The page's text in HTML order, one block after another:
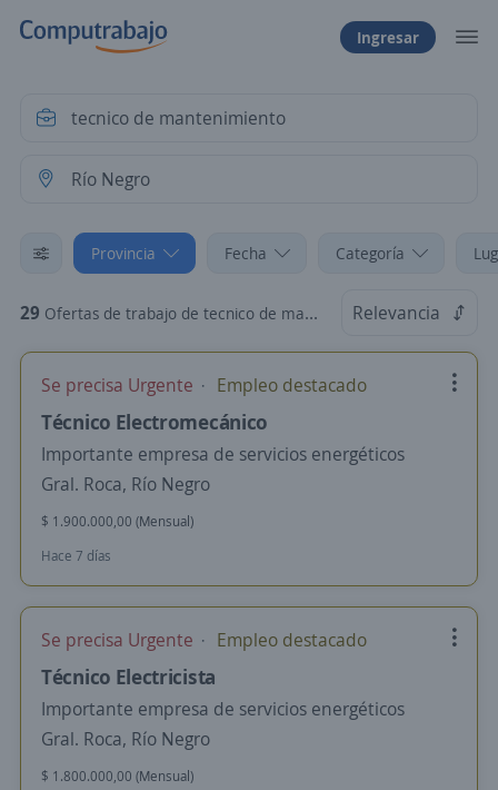
Ingresar
Provincia Fecha Categoría
29 Ofertas de trabajo de tecnico de mantenimiento en Río Negro Relevancia
Se precisa Urgente Empleo destacado
Técnico Electromecánico
Importante empresa de servicios energéticos
Gral. Roca, Río Negro
$ 1.900.000,00 (Mensual)
Hace 7 días
Se precisa Urgente Empleo destacado
Técnico Electricista
Importante empresa de servicios energéticos
Gral. Roca, Río Negro
$ 1.800.000,00 (Mensual)